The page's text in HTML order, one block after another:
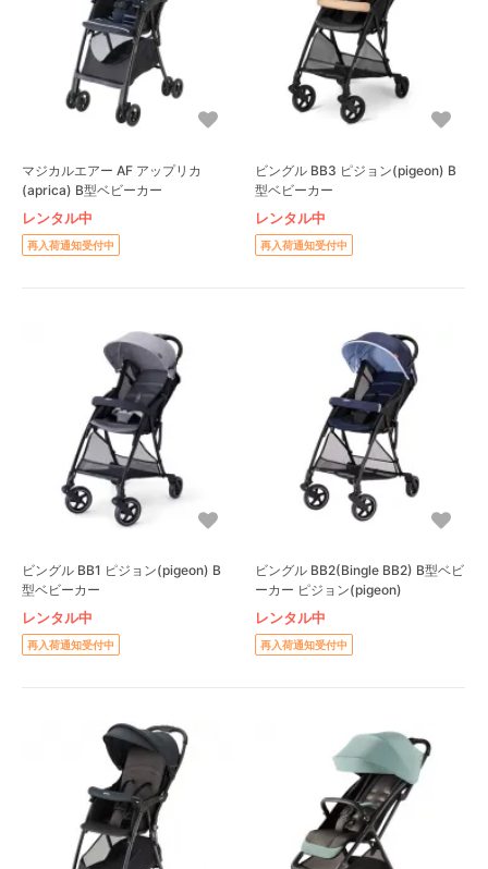
マジカルエアー AF アップリカ
(aprica) B型ベビーカー
レンタル中
再入荷通知受付中
ビングル BB3 ピジョン(pigeon) B
型ベビーカー
レンタル中
再入荷通知受付中
ビングル BB1 ピジョン(pigeon) B
型ベビーカー
レンタル中
再入荷通知受付中
ビングル BB2(Bingle BB2) B型ベビ
ーカー ピジョン(pigeon)
レンタル中
再入荷通知受付中